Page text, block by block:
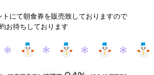
にて朝食券を販売致しておりますので
お待ちしております